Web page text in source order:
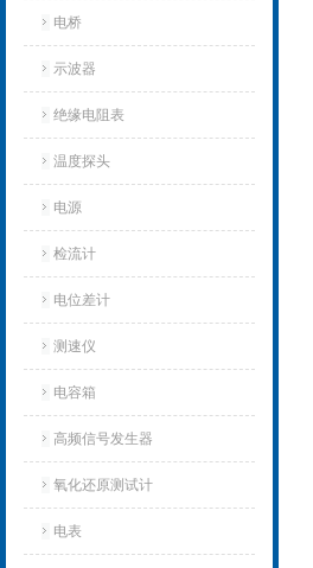
电桥
示波器
绝缘电阻表
温度探头
电源
检流计
电位差计
测速仪
电容箱
高频信号发生器
氧化还原测试计
电表